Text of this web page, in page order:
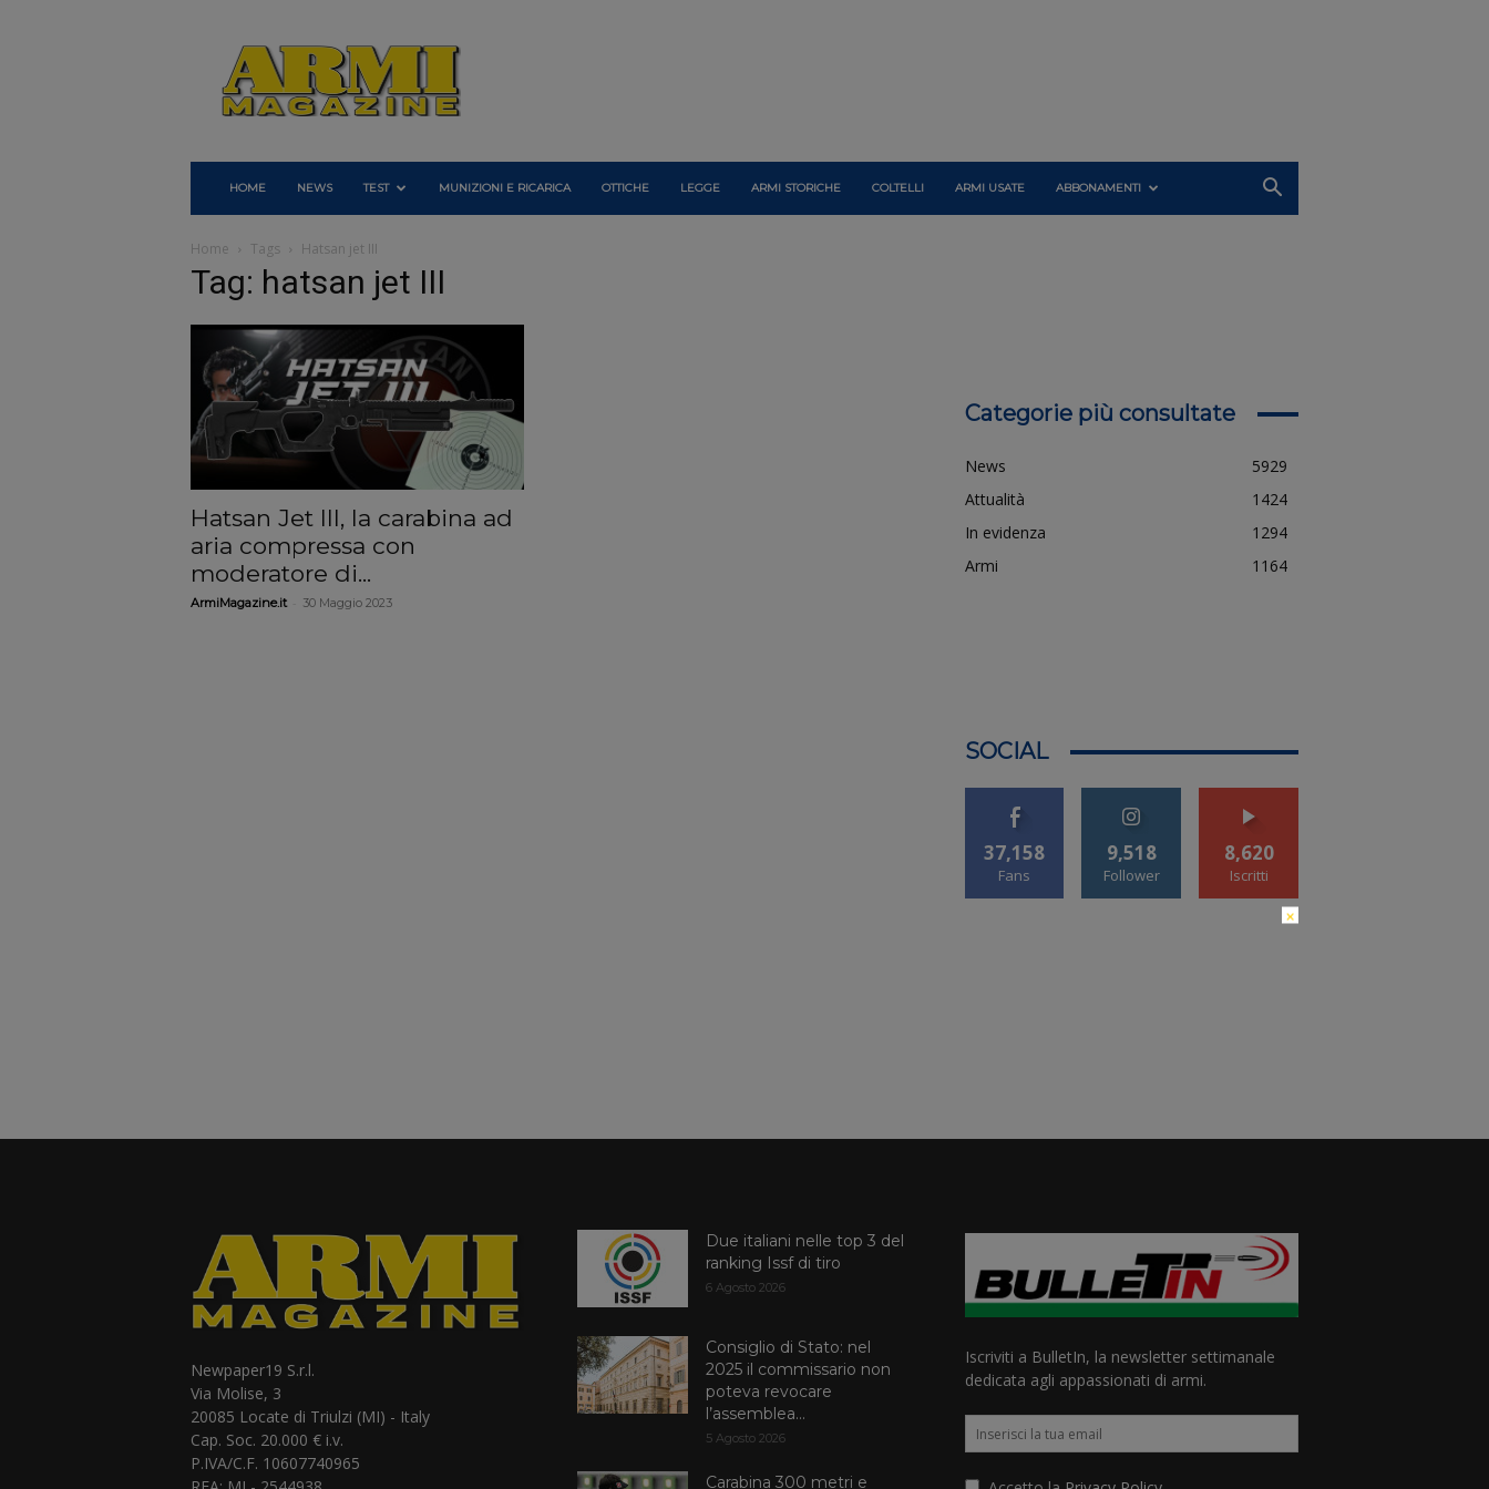
Armi
Magazine
HOME NEWS TEST MUNIZIONI E RICARICA OTTICHE LEGGE ARMI STORICHE COLTELLI ARMI USATE ABBONAMENTI
Home Tags Hatsan jet III
Tag: hatsan jet III
Hatsan Jet III, la carabina ad
aria compressa con
moderatore di...
ArmiMagazine.it 30 Maggio 2023
Categorie più consultate
News
5929
Attualità
1424
In evidenza
1294
Armi
1164
SOCIAL
37,158
Fans
9,518
Follower
8,620
Iscritti
Newpaper19 S.r.l.
Via Molise, 3
20085 Locate di Triulzi (MI) - Italy
Cap. Soc. 20.000 € i.v.
P.IVA/C.F. 10607740965
Due italiani nelle top 3 del
ranking Issf di tiro
6 Agosto 2026
Consiglio di Stato: nel
2025 il commissario non
poteva revocare
l’assemblea...
5 Agosto 2026
Carabina 300 metri e
Iscriviti a BulletIn, la newsletter settimanale
dedicata agli appassionati di armi.
×